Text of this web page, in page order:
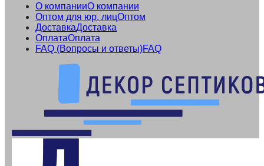
О компанииО компании
Оптом для юр. лицОптом
ДоставкаДоставка
ОплатаОплата
FAQ (Вопросы и ответы)FAQ